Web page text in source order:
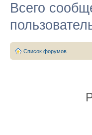
Всего
Список форумов